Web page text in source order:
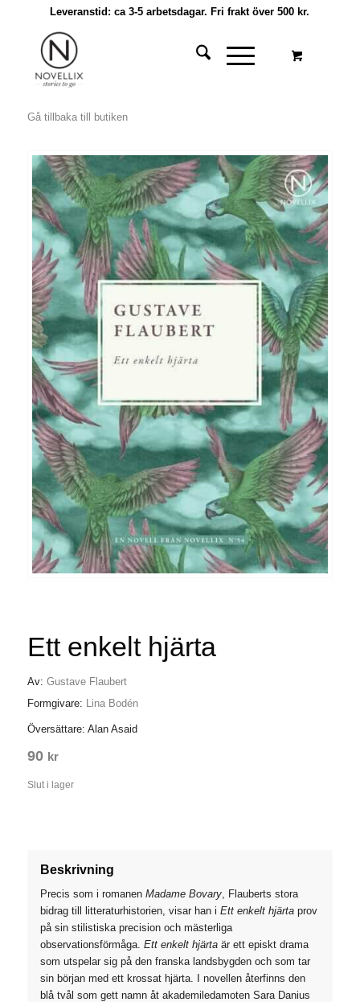
Leveranstid: ca 3-5 arbetsdagar. Fri frakt över 500 kr.
Gå tillbaka till butiken
Ett enkelt hjärta
Av: Gustave Flaubert
Formgivare: Lina Bodén
Översättare: Alan Asaid
90 kr
Slut i lager
Beskrivning
Precis som i romanen Madame Bovary, Flauberts stora
bidrag till litteraturhistorien, visar han i Ett enkelt hjärtaprov
på sin stilistiska precision och mästerliga
observationsförmåga. Ett enkelt hjärtaär ett episkt drama
som utspelar sig på den franska landsbygden och som tar
sin början med ett krossat hjärta. I novellen återfinns den
blå tvål som gett namn åt akademiledamoten Sara Danius